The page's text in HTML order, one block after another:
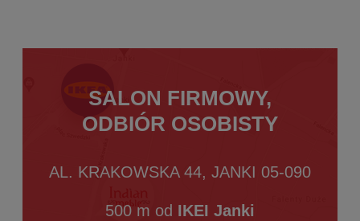
SALON FIRMOWY,
ODBIÓR OSOBISTY
AL. KRAKOWSKA 44, JANKI 05-090
500 m od IKEI Janki